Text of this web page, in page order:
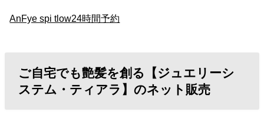
AnFye spi tlow24時間予約
ご自宅でも艶髪を創る【ジュエリーシ
ステム・ティアラ】のネット販売